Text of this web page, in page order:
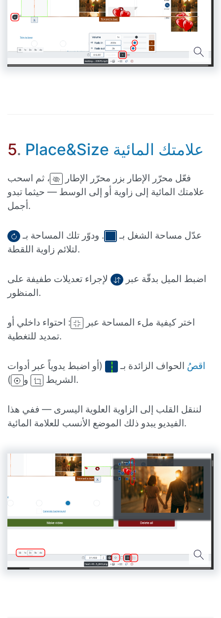
5. Place&Size علامتك المائية
فعّل محرّر الإطار بزر محرّر الإطار
، ثم اسحب
علامتك المائية إلى زاوية أو إلى الوسط — حيثما تبدو
أجمل.
عدّل مساحة الشغل بـ
. ودوّر تلك المساحة بـ
لتلائم زاوية اللقطة.
اضبط الميل بدقّة عبر
لإجراء تعديلات طفيفة على
المنظور.
اختر كيفية ملء المساحة عبر
: احتواء داخلي أو
تمديد للتغطية.
اقصُ الحواف الزائدة بـ
(أو اضبط يدوياً عبر أدوات
الشريط
و ).
لننقل القلب إلى الزاوية العلوية اليسرى — ففي هذا
الفيديو يبدو ذلك الموضع الأنسب للعلامة المائية.